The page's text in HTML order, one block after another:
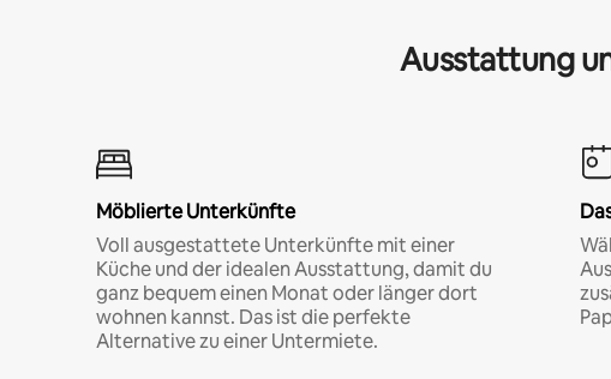
Ausstattung
Möblierte Unterkünfte
Voll ausgestattete Unterkünfte mit einer
Küche und der idealen Ausstattung, damit du
ganz bequem einen Monat oder länger dort
wohnen kannst. Das ist die perfekte
Alternative zu einer Untermiete.